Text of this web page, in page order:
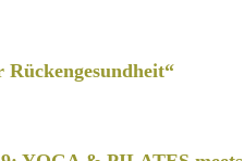
Rückengesundheit“